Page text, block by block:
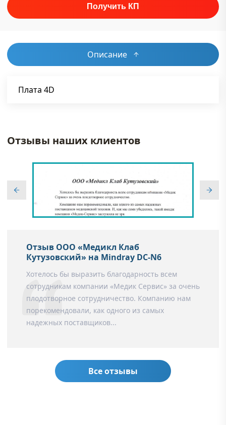
Описание
Плата 4D
Отзывы наших клиентов
Отзыв ООО «Медикл Клаб
Кутузовский» на Mindray DC-N6
Хотелось бы выразить благодарность всем
сотрудникам компании «Медик Сервис» за очень
плодотворное сотрудничество. Компанию нам
порекомендовали, как одного из самых
надежных поставщиков...
Все отзывы